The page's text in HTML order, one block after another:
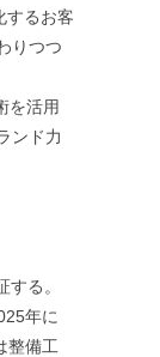
するお客
りつつ
を活用
ンド力
る。
年に
整備工